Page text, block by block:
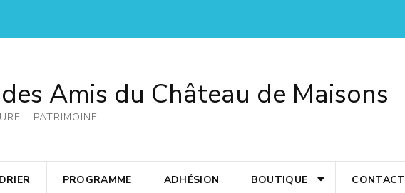
Amis du Château de Maisons
– PATRIMOINE
PROGRAMME ADHÉSION BOUTIQUE CONTACT